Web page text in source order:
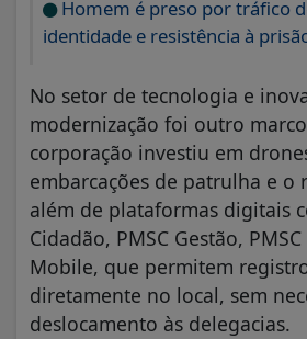
Homem é preso por tráfico
identidade e resistência à
No setor de tecnologia e
modernização foi outro
corporação investiu em
embarcações de patrulha e o
além de plataformas digitais
Cidadão, PMSC Gestão, PMSC
Mobile, que permitem
diretamente no local, sem
deslocamento às delegacias.